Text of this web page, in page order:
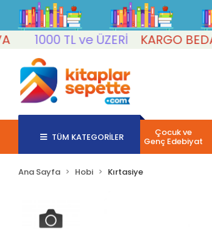
1000 TL ve ÜZERİ
KARGO BEDAVA
TÜM KATEGORİLER Çocuk ve
Genç Edebiyat
Ana Sayfa Hobi Kırtasiye